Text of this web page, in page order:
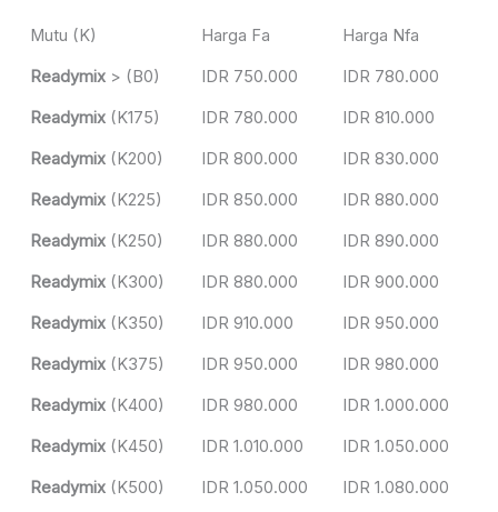
Mutu (K) Harga Fa Harga Nfa
Readymix > (B0) IDR 750.000 IDR 780.000
Readymix (K175) IDR 780.000 IDR 810.000
Readymix (K200) IDR 800.000 IDR 830.000
Readymix (K225) IDR 850.000 IDR 880.000
Readymix (K250) IDR 880.000 IDR 890.000
Readymix (K300) IDR 880.000 IDR 900.000
Readymix (K350) IDR 910.000 IDR 950.000
Readymix (K375) IDR 950.000 IDR 980.000
Readymix (K400) IDR 980.000 IDR 1.000.000
Readymix (K450) IDR 1.010.000 IDR 1.050.000
Readymix (K500) IDR 1.050.000 IDR 1.080.000